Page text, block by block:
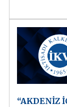
“AKDENİZ